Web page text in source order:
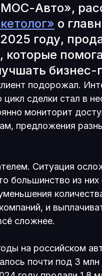
Авто»,
о
году,
которые
бизнес-
подорожал.
сделки стал в
мониторит
предложения
Ситуация
большинство из них
и
сложнее.
на российском
почти под 3